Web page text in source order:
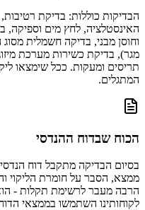
הבדיקות כוללות: בדיקת
האינסטלציה, לחץ מים וספיקה,
וחוסן מבני, בדיקה חשמלית
מגר), בדיקת כשירות מערכת
תריסים ומעקות. ככל שימצאו
המתגלים.
הכוח שבדוח ההנדסי
בסיום הבדיקה מתקבל דוח
ממצא, הסבר על חומרת הליקוי
הרבה מעבר לרשימת תקלות -
לקוחותינו השתמשו בממצאי